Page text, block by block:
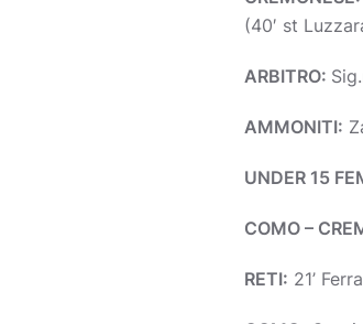
(40′ st
ARBITRO:
AMMONITI:
UNDER 15
COMO –
RETI: 21’